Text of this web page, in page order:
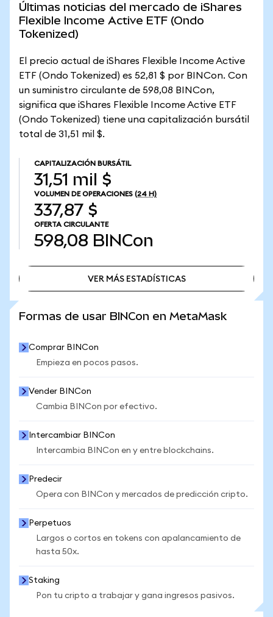
Últimas noticias del mercado de iShares
Flexible Income Active ETF (Ondo
Tokenized)
El precio actual de iShares Flexible Income Active
ETF (Ondo Tokenized) es 52,81 $ por BINCon. Con
un suministro circulante de 598,08 BINCon,
significa que iShares Flexible Income Active ETF
(Ondo Tokenized) tiene una capitalización bursátil
total de 31,51 mil $.
CAPITALIZACIÓN BURSÁTIL
31,51 mil $
VOLUMEN DE OPERACIONES (24 H)
337,87 $
OFERTA CIRCULANTE
598,08 BINCon
VER MÁS ESTADÍSTICAS
Formas de usar BINCon en MetaMask
Comprar BINCon
Empieza en pocos pasos.
Vender BINCon
Cambia BINCon por efectivo.
Intercambiar BINCon
Intercambia BINCon en y entre blockchains.
Predecir
Opera con BINCon y mercados de predicción cripto.
Perpetuos
Largos o cortos en tokens con apalancamiento de
hasta 50x.
Staking
Pon tu cripto a trabajar y gana ingresos pasivos.